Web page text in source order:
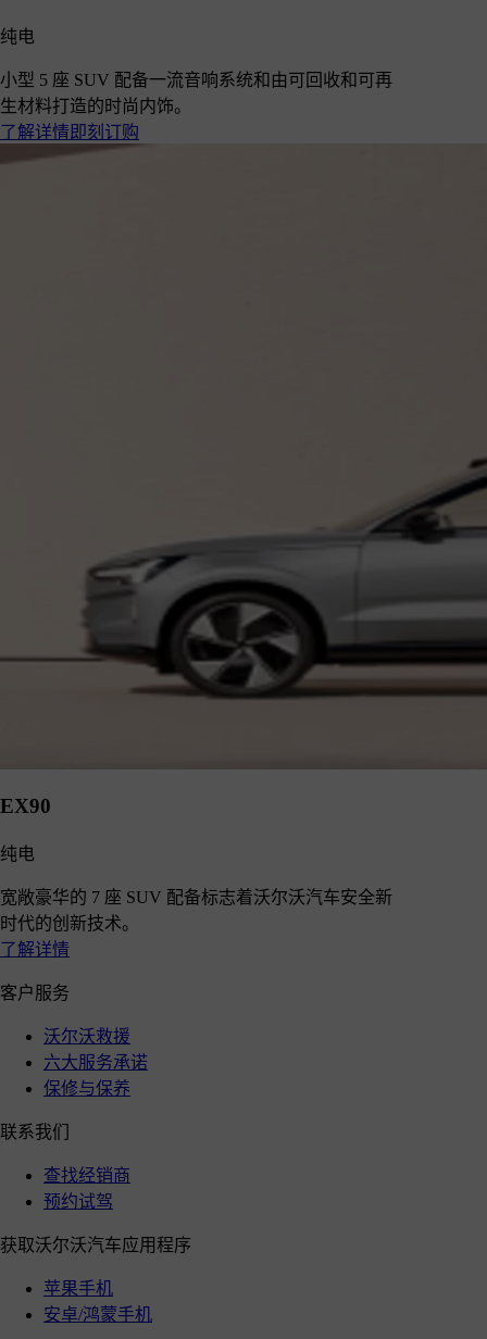
纯电
小型 5 座 SUV 配备一流音响系统和由可回收和可再
生材料打造的时尚内饰。
了解详情即刻订购
EX90
纯电
宽敞豪华的 7 座 SUV 配备标志着沃尔沃汽车安全新
时代的创新技术。
了解详情